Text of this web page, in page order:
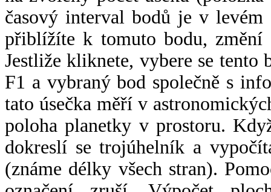
časový interval bodů je v
přiblížíte k tomuto bodu,
Jestliže kliknete, vybere se tento
F1 a vybraný bod společně s
tato úsečka měří v
poloha planetky v prostoru.
dokreslí se trojúhelník a
(známe délky všech stran).